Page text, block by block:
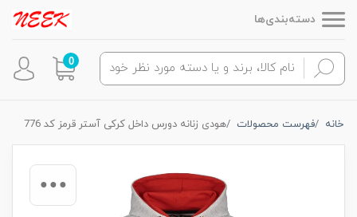
دسته‌بندی‌ها
0
خانه فهرست محصولات هودی زنانه دورس داخل کرکی آستر قرمز کد 776